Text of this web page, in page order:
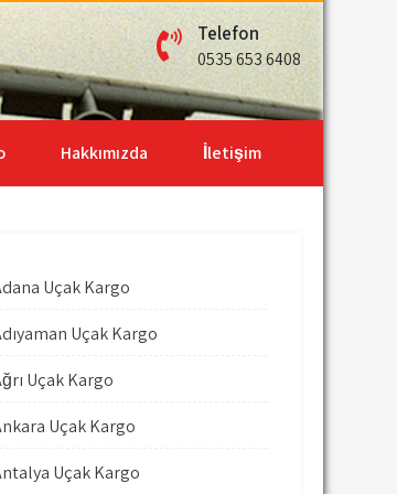
Telefon
0535 653 6408
Hakkımızda İletişim
Uçak Kargo
Uçak Kargo
Uçak Kargo
Uçak Kargo
Uçak Kargo